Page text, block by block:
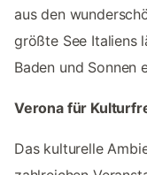
aus den
größte See Italiens
Baden und Sonnen
Verona für
Das kulturelle